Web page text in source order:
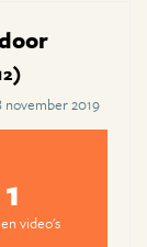
november 2019
1
video's